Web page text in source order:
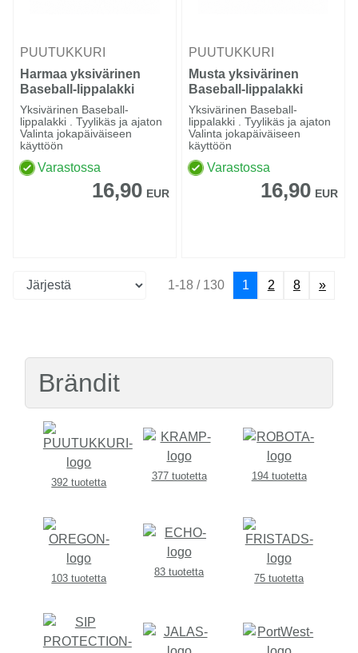
PUUTUKKURI
Harmaa yksivärinen
Baseball-lippalakki
Yksivärinen Baseball-
lippalakki . Tyylikäs ja ajaton
Valinta jokapäiväiseen
käyttöön
Varastossa
16,90 EUR
PUUTUKKURI
Musta yksivärinen
Baseball-lippalakki
Yksivärinen Baseball-
lippalakki . Tyylikäs ja ajaton
Valinta jokapäiväiseen
käyttöön
Varastossa
16,90 EUR
1-18 / 130 1 2 8 »
Brändit
392 tuotetta
377 tuotetta 194 tuotetta
103 tuotetta
83 tuotetta
75 tuotetta